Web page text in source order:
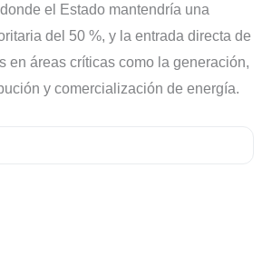
el Estado mantendría una
del 50 %, y la entrada directa de
en áreas críticas como la generación,
y comercialización de energía.